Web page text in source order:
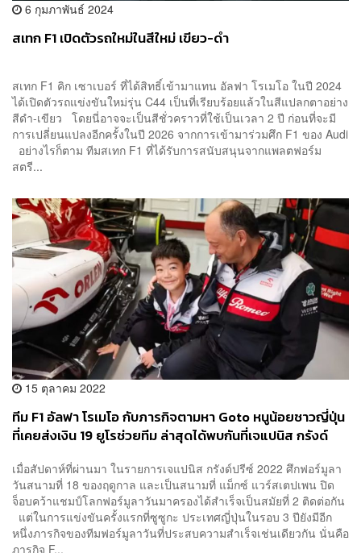
6 กุมภาพันธ์ 2024
สเทก F1 เปิดตัวรถใหม่ในสีใหม่ เขียว-ดำ
สเทก F1 คิก เซาเบอร์ ที่ได้สิทธิ์เข้ามาแทน อัลฟา โรเมโอ ในปี 2024
ได้เปิดตัวรถแข่งขันใหม่รุ่น C44 เป็นที่เรียบร้อยแล้วในสีแปลกตาอย่าง
สีดำ-เขียว โดยนี่อาจจะเป็นสีชั่วคราวที่ใช้เป็นเวลา 2 ปี ก่อนที่จะมี
การเปลี่ยนแปลงอีกครั้งในปี 2026 จากการเข้ามาร่วมศึก F1 ของ Audi
อย่างไรก็ตาม ทีมสเทก F1 ที่ได้รับการสนับสนุนจากแพลตฟอร์ม
สตรี...
15 ตุลาคม 2022
ทีม F1 อัลฟา โรเมโอ กับภารกิจตามหา Goto หนูน้อยชาวญี่ปุ่น
ที่เคยส่งเงิน 19 ยูโรช่วยทีม ล่าสุดได้พบกันที่เจแปนิส กรังด์
เมื่อสัปดาห์ที่ผ่านมา ในรายการเจแปนิส กรังด์ปรีซ์ 2022 ศึกฟอร์มูลา
วันสนามที่ 18 ของฤดูกาล และเป็นสนามที่ แม็กซ์ แวร์สเตปเพน ปิด
จ็อบคว้าแชมป์โลกฟอร์มูลาวันมาครองได้สำเร็จเป็นสมัยที่ 2 ติดต่อกัน
แต่ในการแข่งขันครั้งแรกที่ซูซูกะ ประเทศญี่ปุ่นในรอบ 3 ปียังมีอีก
หนึ่งภารกิจของทีมฟอร์มูลาวันที่ประสบความสำเร็จเช่นเดียวกัน นั่นคือ
ภารกิจ F...